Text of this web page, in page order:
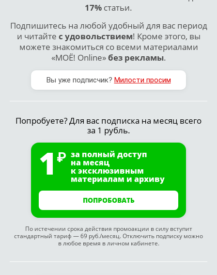
17% статьи.
Подпишитесь на любой удобный для вас период
и читайте с удовольствием! Кроме этого, вы
можете знакомиться со всеми материалами
«МОЁ! Online»без рекламы.
Вы уже подписчик? Милости просим
Попробуете? Для вас подписка на месяц всего
за 1 рубль.
1 за полный доступ
на месяц
к эксклюзивным
материалам и архиву
ПОПРОБОВАТЬ
По истечении срока действия промоакции в силу вступит
стандартный тариф — 69 руб./месяц. Отключить подписку можно
в любое время в личном кабинете.